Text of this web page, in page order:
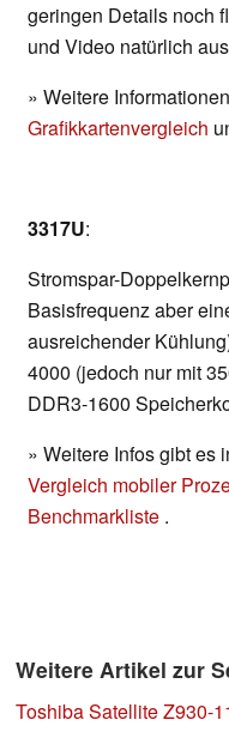
geringen Details noch
und Video natürlich
» Weitere
Grafikkartenvergleich
3317U:
Stromspar-
Basisfrequenz aber
ausreichender
4000 (jedoch nur mit
DDR3-1600
» Weitere Infos gibt es
Vergleich mobiler
Benchmarkliste .
Weitere Artikel zur
Toshiba Satellite Z930-